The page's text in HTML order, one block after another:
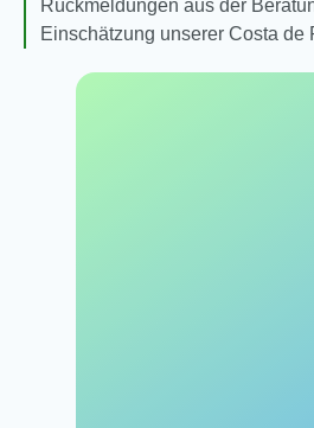
Rückmeldungen aus der
Einschätzung unserer Costa de